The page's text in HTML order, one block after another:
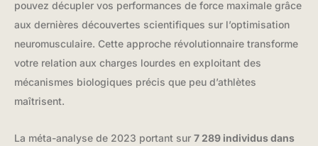
pouvez décupler vos performances de force maximale grâce
aux dernières découvertes scientifiques sur l’optimisation
neuromusculaire. Cette approche révolutionnaire transforme
votre relation aux charges lourdes en exploitant des
mécanismes biologiques précis que peu d’athlètes
maîtrisent.
La méta-analyse de 2023 portant sur 7 289 individus dans